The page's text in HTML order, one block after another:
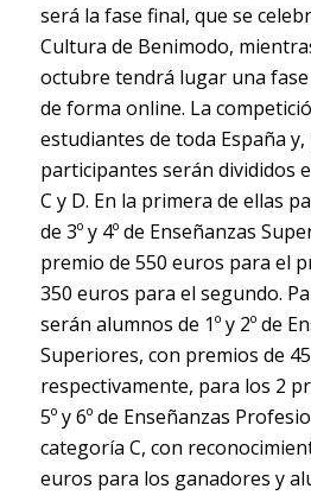
será la fase final, que se
Cultura de Benimodo,
octubre tendrá lugar una
de forma online. La
estudiantes de toda España
participantes serán divididos
C y D. En la primera de ellas
de 3º y 4º de Enseñanzas
premio de 550 euros para el
350 euros para el segundo.
serán alumnos de 1º y 2º de
Superiores, con premios de
respectivamente, para los 2
5º y 6º de Enseñanzas
categoría C, con
euros para los ganadores y